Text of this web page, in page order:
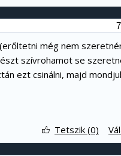
még nem
szívrohamot se
ezt csinálni, majd
Tetszik (0)